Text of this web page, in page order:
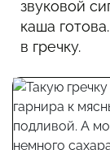
звуковой
каша
в гречку.